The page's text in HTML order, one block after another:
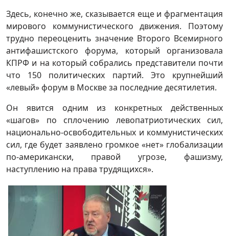
Здесь, конечно же, сказывается еще и фрагментация
мирового коммунистического движения. Поэтому
трудно переоценить значение Второго Всемирного
антифашистского форума, который организовала
КПРФ и на который собрались представители почти
что 150 политических партий. Это крупнейший
«левый» форум в Москве за последние десятилетия.
Он явится одним из конкретных действенных
«шагов» по сплочению левопатриотических сил,
национально-освободительных и коммунистических
сил, где будет заявлено громкое «нет» глобализации
по-американски, правой угрозе, фашизму,
наступлению на права трудящихся».